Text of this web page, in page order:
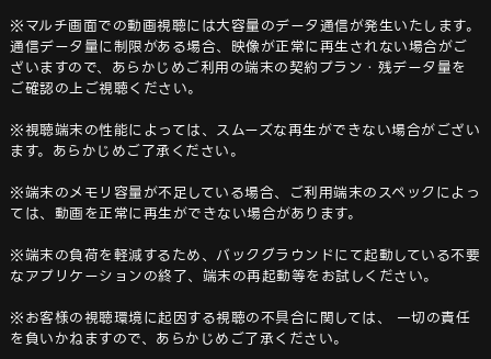
※マルチ画面での動画視聴には大容量のデータ通信が発生いたします。
通信データ量に制限がある場合、映像が正常に再生されない場合がご
ざいますので、あらかじめご利用の端末の契約プラン・残データ量を
ご確認の上ご視聴ください。
※視聴端末の性能によっては、スムーズな再生ができない場合がござい
ます。あらかじめご了承ください。
※端末のメモリ容量が不足している場合、ご利用端末のスペックによっ
ては、動画を正常に再生ができない場合があります。
※端末の負荷を軽減するため、バックグラウンドにて起動している不要
なアプリケーションの終了、端末の再起動等をお試しください。
※お客様の視聴環境に起因する視聴の不具合に関しては、 一切の責任
を負いかねますので、あらかじめご了承ください。